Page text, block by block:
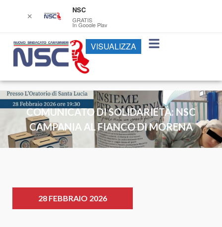
COMUNICATO DI SOLIDARIETÀ: NSC
CAMPANIA AL FIANCO DI MORENA
28 FEBBRAIO 2026
✕
NSC
GRATIS
In Google Play
VISUALIZZA